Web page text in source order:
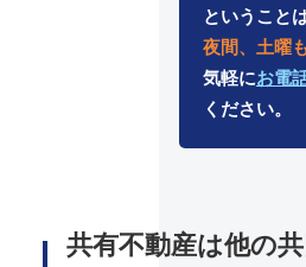
ということ
夜間、土曜
気軽にお電
ください。
共有不動産は他の